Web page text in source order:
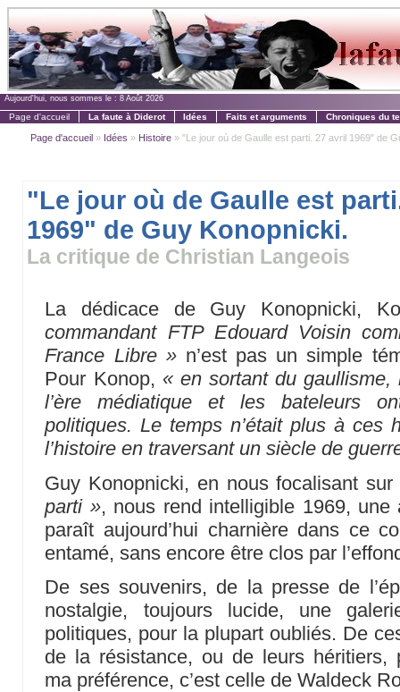
Aujourd'hui, nous sommes le : 8 Août 2026
Page d'accueil La faute à Diderot Idées Faits et arguments Chroniques du
Page d'accueil » Idées » Histoire » "Le jour où de Gaulle est parti. 27 avril 1969" de
"Le jour où de Gaulle est
1969" de Guy Konopnicki.
La critique de Christian Langeois
La dédicace de Guy Konopnicki,
commandant FTP Edouard Voisin
France Libre »n’est pas un simple
Pour Konop, « en sortant du
l’ère médiatique et les bateleurs
politiques. Le temps n’était plus à ces
l’histoire en traversant un siècle de
Guy Konopnicki, en nous focalisant sur
parti », nous rend intelligible 1969,
paraît aujourd’hui charnière dans ce
entamé, sans encore être clos par
De ses souvenirs, de la presse de
nostalgie, toujours lucide, une
politiques, pour la plupart oubliés. De
de la résistance, ou de leurs héritiers,
ma préférence, c’est celle de Waldeck